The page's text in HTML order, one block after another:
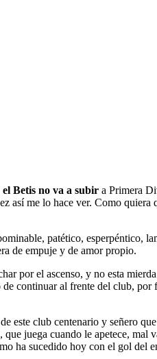
el Betis no va a subir a Primera
me lo hace ver. Como quiera
patético, esperpéntico,
de empuje y de amor propio.
por el ascenso, y no esta
continuar al frente del club,
este club centenario y señero
juega cuando le apetece, mal
ha sucedido hoy con el gol del